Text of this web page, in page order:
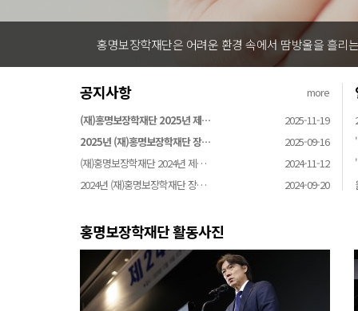
홍명보장학재단은 어려운 환경 속에서 땀방울을 흘리
공지사항
more
(재)홍명보장학재단 2025년 제…
2025-11-19
2025년 (재)홍명보장학재단 장…
2025-09-16
(재)홍명보장학재단 2024년 제…
2024-11-12
2024년 (재)홍명보장학재단 장…
2024-09-20
홍명보장학재단 활동사진